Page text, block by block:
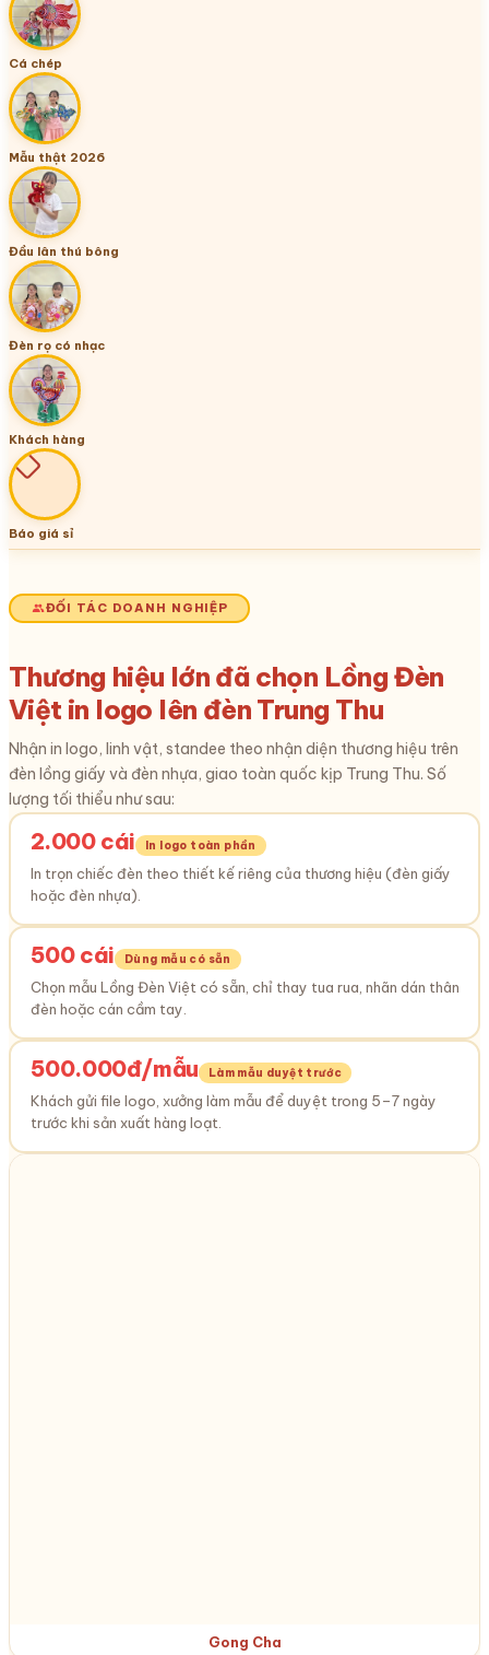
Cá chép
Mẫu thật 2026
Đầu lân thú bông
Đèn rọ có nhạc
Khách hàng
Báo giá sỉ
ĐỐI TÁC DOANH NGHIỆP
Thương hiệu lớn đã chọn Lồng Đèn
Việt in logo lên đèn Trung Thu
Nhận in logo, linh vật, standee theo nhận diện thương hiệu trên
đèn lồng giấy và đèn nhựa, giao toàn quốc kịp Trung Thu. Số
lượng tối thiểu như sau:
2.000 cái In logo toàn phần
In trọn chiếc đèn theo thiết kế riêng của thương hiệu (đèn giấy
hoặc đèn nhựa).
500 cái Dùng mẫu có sẵn
Chọn mẫu Lồng Đèn Việt có sẵn, chỉ thay tua rua, nhãn dán thân
đèn hoặc cán cầm tay.
500.000đ/mẫu Làm mẫu duyệt trước
Khách gửi file logo, xưởng làm mẫu để duyệt trong 5–7 ngày
trước khi sản xuất hàng loạt.
Gong Cha